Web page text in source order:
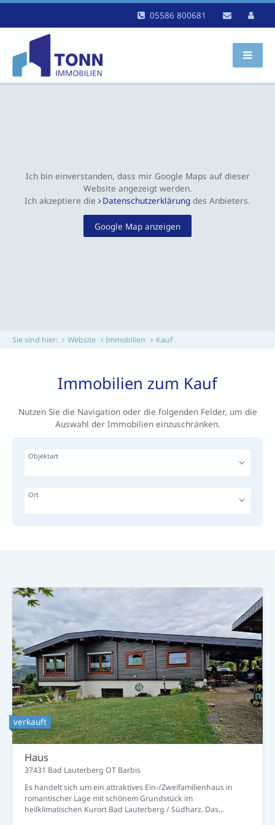
05586 800681
Ich bin einverstanden, dass mir Google Maps auf dieser
Website angezeigt werden.
Ich akzeptiere die
Datenschutzerklärung des Anbieters.
Google Map anzeigen
Sie sind hier: Website Immobilien Kauf
Immobilien zum Kauf
Nutzen Sie die Navigation oder die folgenden Felder, um die
Auswahl der Immobilien einzuschränken.
Objektart
Ort
Kauf
verkauft
Haus
37431 Bad Lauterberg OT Barbis
Es handelt sich um ein attraktives Ein-/Zweifamilienhaus in
romantischer Lage mit schönem Grundstück im
heilklimatischen Kurort Bad Lauterberg / Südharz. Das...